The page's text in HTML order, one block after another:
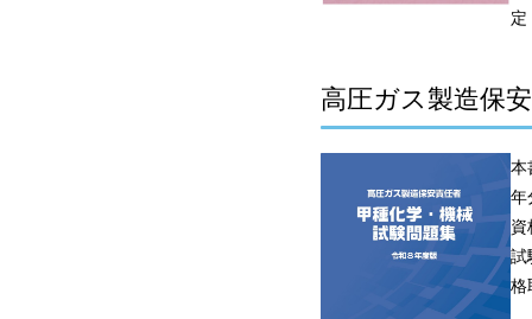
高圧ガス製造保
本
年
資
試
格